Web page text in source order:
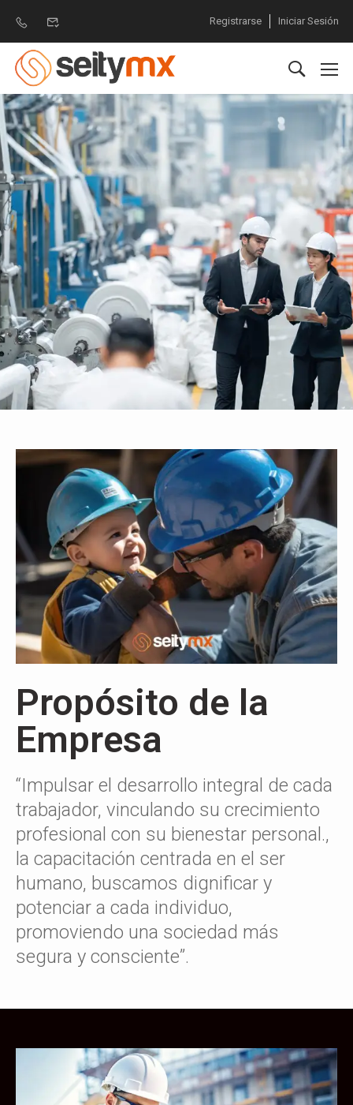
Registrarse Iniciar Sesión
Propósito de la
Empresa
“Impulsar el desarrollo integral de cada
trabajador, vinculando su crecimiento
profesional con su bienestar personal.,
la capacitación centrada en el ser
humano, buscamos dignificar y
potenciar a cada individuo,
promoviendo una sociedad más
segura y consciente”.